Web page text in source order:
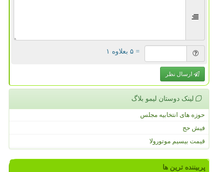
= ۵ بعلاوه ۱
ارسال نظر
لینک دوستان لیمو بلاگ
حوزه های انتخابیه مجلس
فیش حج
قیمت بیسیم موتورولا
پربیننده ترین ها